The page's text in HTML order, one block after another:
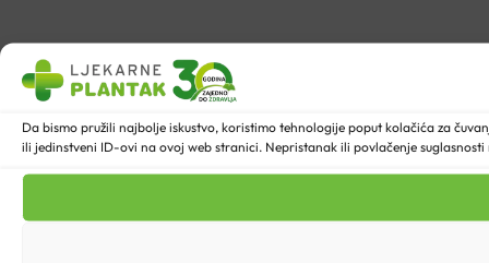
Da bismo pružili najbolje iskustvo, koristimo tehnologije poput kolačića za
ili jedinstveni ID-ovi na ovoj web stranici. Nepristanak ili povlačenje